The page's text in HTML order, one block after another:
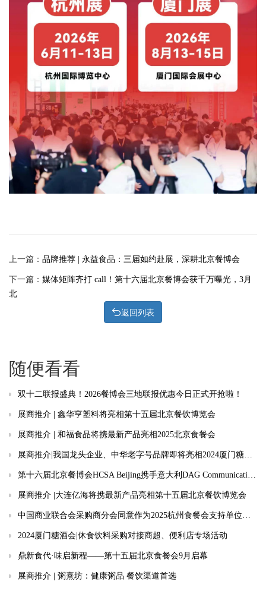
上一篇： 品牌推荐 | 永益食品：三届如约赴展，深耕北京餐博会
下一篇： 媒体矩阵齐打 call！第十六届北京餐博会获千万曝光，3月
北
返回列表
随便看看
双十二联报盛典！2026餐博会三地联报优惠今日正式开抢啦！
展商推介 | 鑫华亨塑料将亮相第十五届北京餐饮博览会
展商推介 | 和福食品将携最新产品亮相2025北京食餐会
展商推介|我国龙头企业、中华老字号品牌即将亮相2024厦门糖酒会
第十六届北京餐博会HCSA Beijing携手意大利DAG Communication，搭建中欧产业对话新机遇
展商推介 |大连亿海将携最新产品亮相第十五届北京餐饮博览会
中国商业联合会采购商分会同意作为2025杭州食餐会支持单位的复函
2024厦门糖酒会|休食饮料采购对接商超、便利店专场活动
鼎新食代·味启新程——第十五届北京食餐会9月启幕
展商推介 | 粥熹坊：健康粥品 餐饮渠道首选